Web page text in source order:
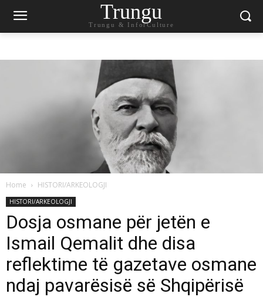
Trungu
Trungu & InforCulture
Home HISTORI/ARKEOLOGJI
HISTORI/ARKEOLOGJI
Dosja osmane për jetën e
Ismail Qemalit dhe disa
reflektime të gazetave osmane
ndaj pavarësisë së Shqipërisë